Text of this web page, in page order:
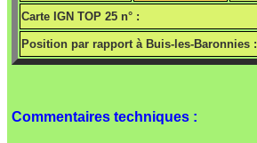
Carte IGN TOP 25 n° :
Position par rapport à Buis-les-Baronnies :
Commentaires techniques :